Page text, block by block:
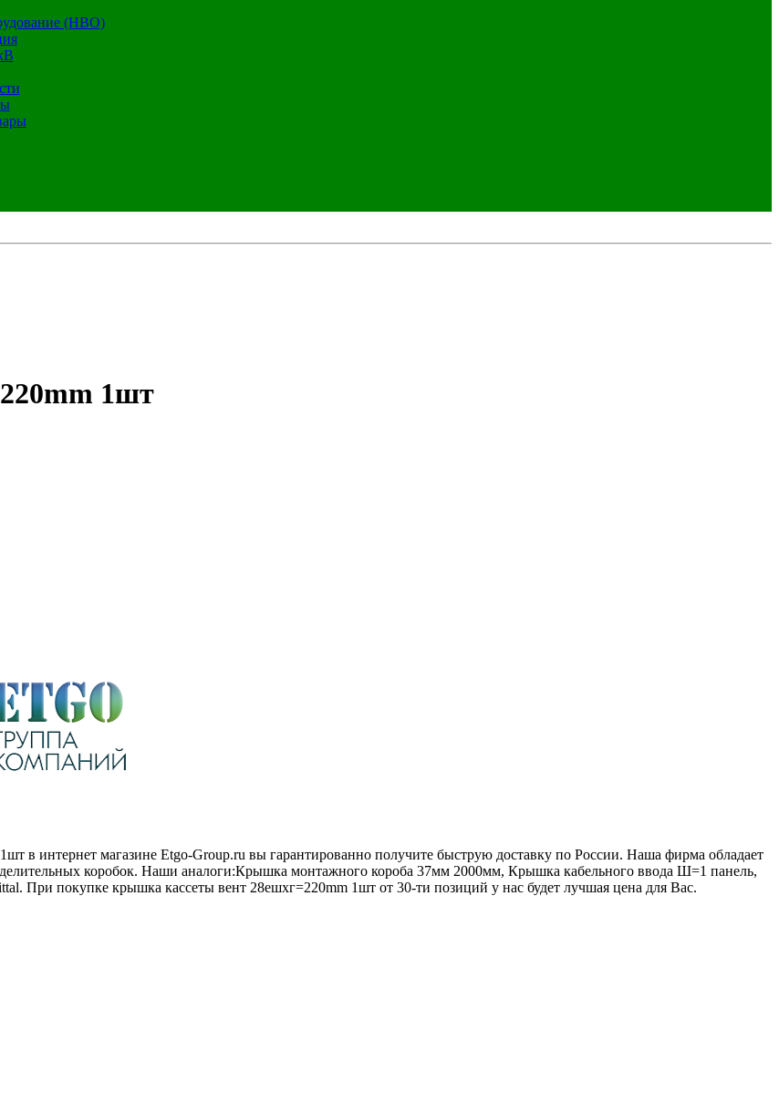
(НВО)
1шт
в интернет магазине Etgo-Group.ru вы гарантированно получите быструю доставку по России. Наша фирма обладает
коробок. Наши аналоги:Крышка монтажного короба 37мм 2000мм, Крышка кабельного ввода Ш=1 панель,
При покупке крышка кассеты вент 28ешxг=220mm 1шт от 30-ти позиций у нас будет лучшая цена для Вас.